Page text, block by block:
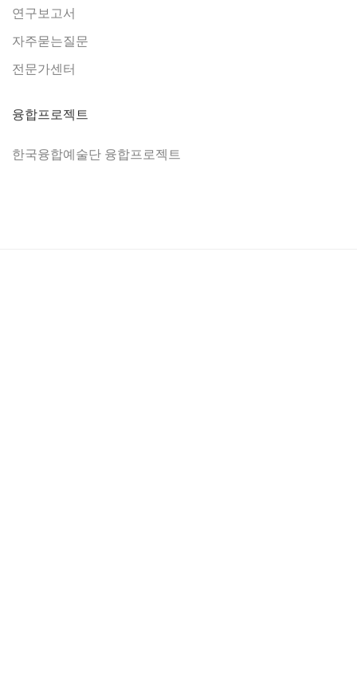
연구보고서
자주묻는질문
전문가센터
융합프로젝트
한국융합예술단 융합프로젝트